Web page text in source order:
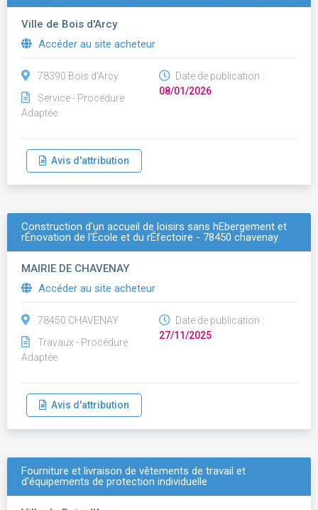
Ville de Bois d'Arcy
Accéder au site acheteur
78390 Bois d'Arcy
Service - Procédure
Adaptée
Date de publication :
08/01/2026
Avis d'attribution
Construction d'un accueil de loisirs sans hÉbergement et
rÉnovation de l'École et du rÉfectoire - 78450 chavenay
MAIRIE DE CHAVENAY
Accéder au site acheteur
78450 CHAVENAY
Travaux - Procédure
Adaptée
Date de publication :
27/11/2025
Avis d'attribution
Fourniture et livraison de vêtements de travail et
d'équipements de protection individuelle